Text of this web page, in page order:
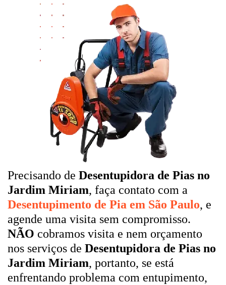
Precisando de Desentupidora de Pias no
Jardim Miriam, faça contato com a
Desentupimento de Pia em São Paulo, e
agende uma visita sem compromisso.
NÃO cobramos visita e nem orçamento
nos serviços de Desentupidora de Pias no
Jardim Miriam, portanto, se está
enfrentando problema com entupimento,